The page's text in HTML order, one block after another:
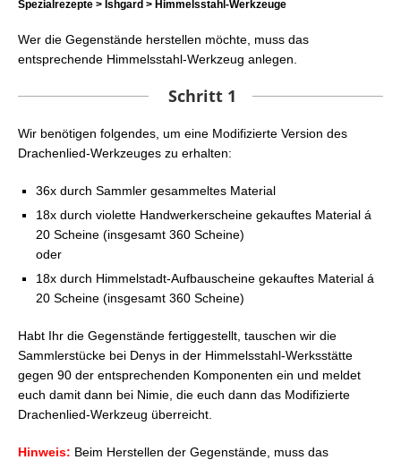
Spezialrezepte > Ishgard > Himmelsstahl-Werkzeuge
Wer die Gegenstände herstellen möchte, muss das
entsprechende Himmelsstahl-Werkzeug anlegen.
Schritt 1
Wir benötigen folgendes, um eine Modifizierte Version des
Drachenlied-Werkzeuges zu erhalten:
36x durch Sammler gesammeltes Material
18x durch violette Handwerkerscheine gekauftes Material á
20 Scheine (insgesamt 360 Scheine)
oder
18x durch Himmelstadt-Aufbauscheine gekauftes Material á
20 Scheine (insgesamt 360 Scheine)
Habt Ihr die Gegenstände fertiggestellt, tauschen wir die
Sammlerstücke bei Denys in der Himmelsstahl-Werksstätte
gegen 90 der entsprechenden Komponenten ein und meldet
euch damit dann bei Nimie, die euch dann das Modifizierte
Drachenlied-Werkzeug überreicht.
Hinweis: Beim Herstellen der Gegenstände, muss das